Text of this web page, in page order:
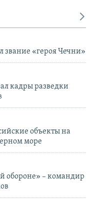
«героя Чечни»
кадры разведки
объекты на
море
обороне» – командир